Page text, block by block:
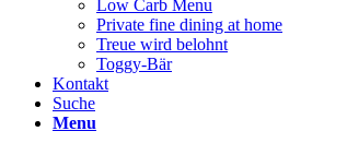
Low Carb Menu
Private fine dining at home
Treue wird belohnt
Toggy-Bär
Kontakt
Suche
Menu